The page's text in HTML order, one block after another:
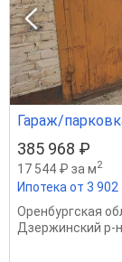
Гараж/
385 968 ₽
17 544 ₽ за м2
Ипотека от 3
Оренбургская
Дзержинский р-н